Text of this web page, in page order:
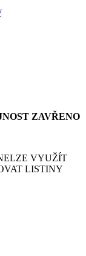
ZAVŘENO
VYUŽÍT
LISTINY